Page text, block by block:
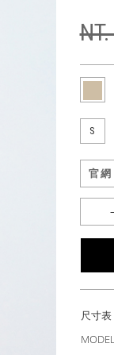
S
官網
尺寸表